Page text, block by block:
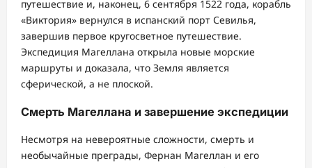
путешествие и, наконец, 6 сентября 1522 года, корабль
«Виктория» вернулся в испанский порт Севилья,
завершив первое кругосветное путешествие.
Экспедиция Магеллана открыла новые морские
маршруты и доказала, что Земля является
сферической, а не плоской.
Смерть Магеллана и завершение экспедиции
Несмотря на невероятные сложности, смерть и
необычайные преграды, Фернан Магеллан и его